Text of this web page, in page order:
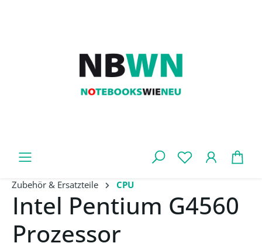
Zubehör & Ersatzteile CPU
Intel Pentium G4560
Prozessor